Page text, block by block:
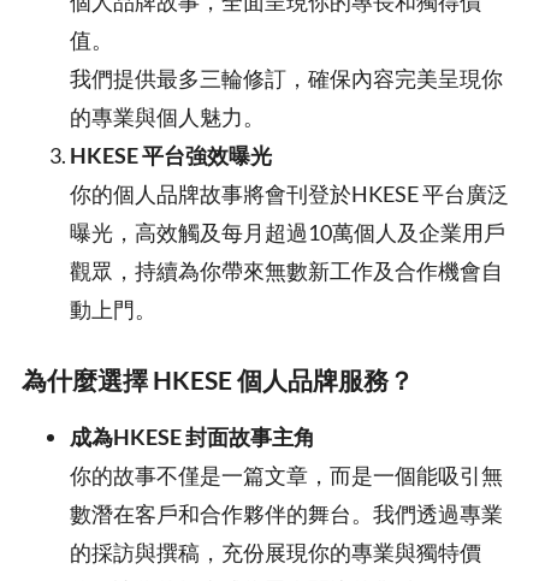
值。
我們提供最多三輪修訂，確保內容完美呈現你
的專業與個人魅力。
HKESE 平台強效曝光
你的個人品牌故事將會刊登於HKESE 平台廣泛
曝光，高效觸及每月超過10萬個人及企業用戶
觀眾，持續為你帶來無數新工作及合作機會自
動上門。
為什麼選擇 HKESE 個人品牌服務？
成為HKESE 封面故事主角
你的故事不僅是一篇文章，而是一個能吸引無
數潛在客戶和合作夥伴的舞台。我們透過專業
的採訪與撰稿，充份展現你的專業與獨特價